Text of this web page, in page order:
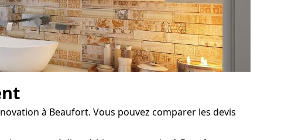
à Beaufort. Vous pouvez comparer les devis